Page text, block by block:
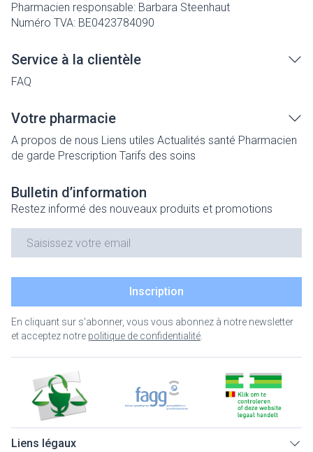
Pharmacien responsable: Barbara Steenhaut
Numéro TVA: BE0423784090
Service à la clientèle
FAQ
Votre pharmacie
A propos de nous Liens utiles Actualités santé Pharmacien
de garde Prescription Tarifs des soins
Bulletin d’information
Restez informé des nouveaux produits et promotions
Inscription
En cliquant sur s'abonner, vous vous abonnez à notre newsletter
et acceptez notre politique de confidentialité
Liens légaux